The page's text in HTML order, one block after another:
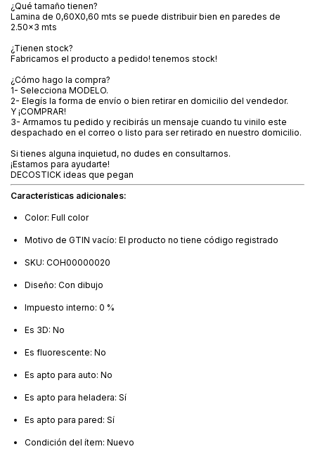
¿Qué tamaño tienen?
Lamina de 0,60X0,60 mts se puede distribuir bien en paredes de
2.50x3 mts
¿Tienen stock?
Fabricamos el producto a pedido! tenemos stock!
¿Cómo hago la compra?
1- Selecciona MODELO.
2- Elegís la forma de envío o bien retirar en domicilio del vendedor.
Y ¡COMPRAR!
3- Armamos tu pedido y recibirás un mensaje cuando tu vinilo este
despachado en el correo o listo para ser retirado en nuestro domicilio.
Si tienes alguna inquietud, no dudes en consultarnos.
¡Estamos para ayudarte!
DECOSTICK ideas que pegan
Características adicionales:
Color: Full color
Motivo de GTIN vacío: El producto no tiene código registrado
SKU: COH00000020
Diseño: Con dibujo
Impuesto interno: 0 %
Es 3D: No
Es fluorescente: No
Es apto para auto: No
Es apto para heladera: Sí
Es apto para pared: Sí
Condición del ítem: Nuevo